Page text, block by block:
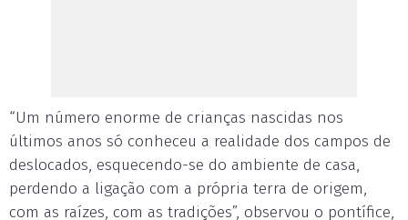
“Um número enorme de crianças nascidas nos
últimos anos só conheceu a realidade dos campos de
deslocados, esquecendo-se do ambiente de casa,
perdendo a ligação com a própria terra de origem,
com as raízes, com as tradições”, observou o pontífice,